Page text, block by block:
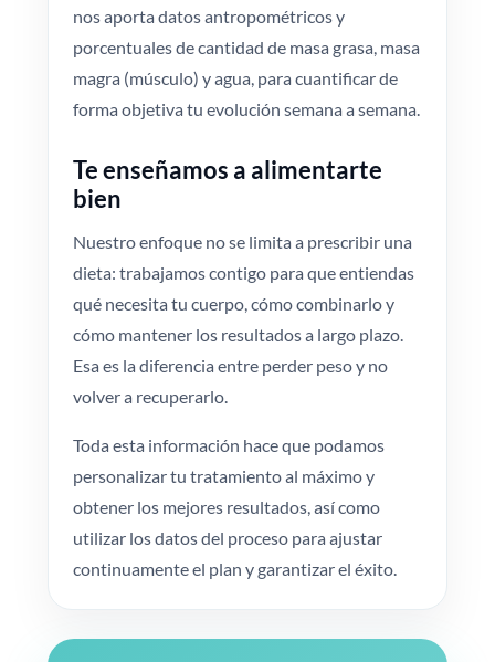
nos aporta datos antropométricos y
porcentuales de cantidad de masa grasa, masa
magra (músculo) y agua, para cuantificar de
forma objetiva tu evolución semana a semana.
Te enseñamos a alimentarte
bien
Nuestro enfoque no se limita a prescribir una
dieta: trabajamos contigo para que entiendas
qué necesita tu cuerpo, cómo combinarlo y
cómo mantener los resultados a largo plazo.
Esa es la diferencia entre perder peso y no
volver a recuperarlo.
Toda esta información hace que podamos
personalizar tu tratamiento al máximo y
obtener los mejores resultados, así como
utilizar los datos del proceso para ajustar
continuamente el plan y garantizar el éxito.